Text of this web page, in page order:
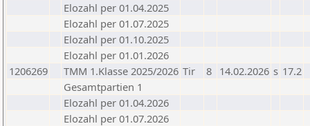
Elozahl per 01.04.2025
Elozahl per 01.07.2025
Elozahl per 01.10.2025
Elozahl per 01.01.2026
1206269
TMM 1.Klasse 2025/2026 Tir 8 14.02.2026 s 17.2
Gesamtpartien 1
Elozahl per 01.04.2026
Elozahl per 01.07.2026